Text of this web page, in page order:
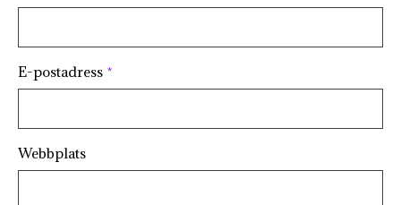
E-postadress *
Webbplats